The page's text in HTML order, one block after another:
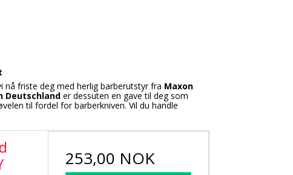
friste deg med herlig barberutstyr fra Maxon
Deutschlander dessuten en gave til deg som
til fordel for barberkniven. Vil du handle
253,00 NOK